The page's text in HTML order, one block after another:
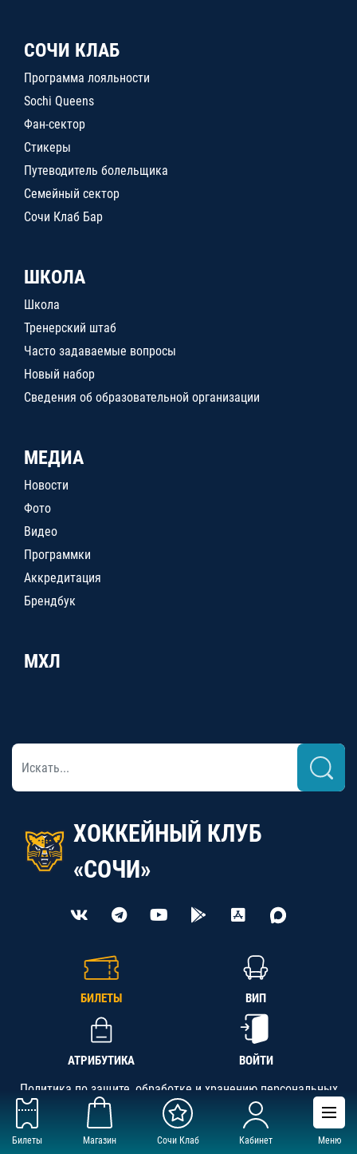
Билеты Магазин Сочи Клаб Кабинет Меню
СОЧИ КЛАБ
Программа лояльности
Sochi Queens
Фан-сектор
Стикеры
Путеводитель болельщика
Семейный сектор
Сочи Клаб Бар
ШКОЛА
Школа
Тренерский штаб
Часто задаваемые вопросы
Новый набор
Сведения об образовательной организации
МЕДИА
Новости
Фото
Видео
Программки
Аккредитация
Брендбук
МХЛ
ХОККЕЙНЫЙ КЛУБ
«СОЧИ»
БИЛЕТЫ ВИП
АТРИБУТИКА ВОЙТИ
Политика по защите, обработке и хранению персональных
данных
АНО «СК «Кубань-Регион», ОГРН 1142300002349,